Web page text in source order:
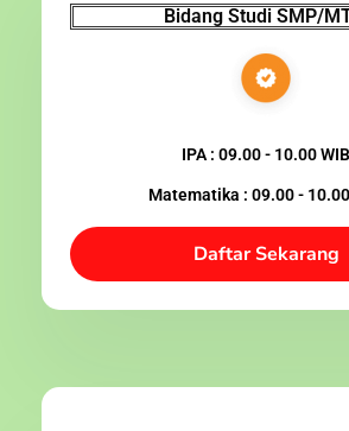
Bidang Studi SMP/
IPA : 09.00 - 10.00 WIB
Matematika : 09.00 -
Daftar Sekarang